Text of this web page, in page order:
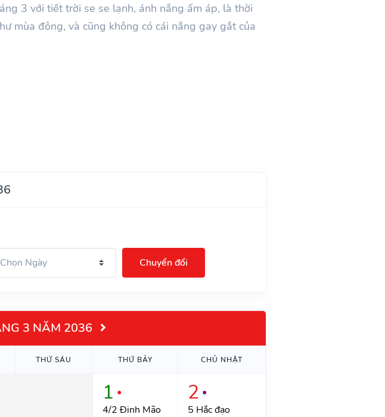
3 với tiết trời se se lạnh, ánh nắng ấm áp, là thời
mùa đông, và cũng không có cái nắng gay gắt của
Chuyển đổi
3 NĂM 2036
THỨ SÁU THỨ BẢY CHỦ NHẬT
1 ●
4/2 Đinh Mão
2 ●
5 Hắc đạo